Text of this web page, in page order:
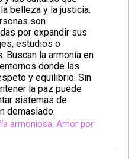
belleza y la justicia.
son
por expandir sus
estudios o
Buscan la armonía en
donde las
y equilibrio. Sin
la paz puede
sistemas de
demasiado.
armoniosa. Amor por